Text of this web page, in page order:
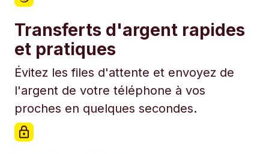
Transferts d'argent rapides
et pratiques
Évitez les files d'attente et envoyez de
l'argent de votre téléphone à vos
proches en quelques secondes.